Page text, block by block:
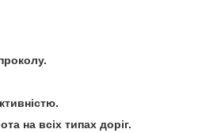
на всіх типах доріг.